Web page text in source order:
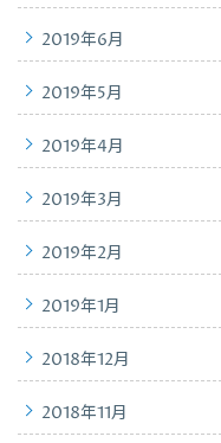
2019年6月
2019年5月
2019年4月
2019年3月
2019年2月
2019年1月
2018年12月
2018年11月